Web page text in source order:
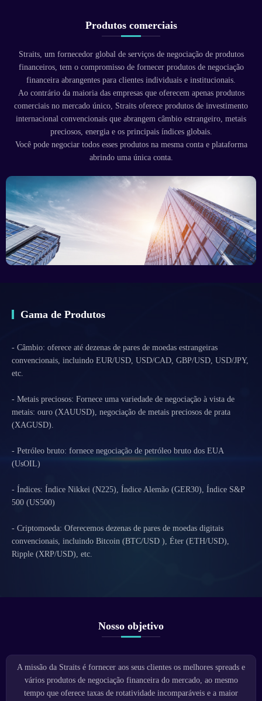
Produtos comerciais
Straits, um fornecedor global de serviços de negociação de produtos
financeiros, tem o compromisso de fornecer produtos de negociação
financeira abrangentes para clientes individuais e institucionais.
Ao contrário da maioria das empresas que oferecem apenas produtos
comerciais no mercado único, Straits oferece produtos de investimento
internacional convencionais que abrangem câmbio estrangeiro, metais
preciosos, energia e os principais índices globais.
Você pode negociar todos esses produtos na mesma conta e plataforma
abrindo uma única conta.
Gama de Produtos
- Câmbio: oferece até dezenas de pares de moedas estrangeiras
convencionais, incluindo EUR/USD, USD/CAD, GBP/USD, USD/JPY,
etc.
- Metais preciosos: Fornece uma variedade de negociação à vista de
metais: ouro (XAUUSD), negociação de metais preciosos de prata
(XAGUSD).
- Petróleo bruto: fornece negociação de petróleo bruto dos EUA
(UsOIL)
- Índices: Índice Nikkei (N225), Índice Alemão (GER30), Índice S&P
500 (US500)
- Criptomoeda: Oferecemos dezenas de pares de moedas digitais
convencionais, incluindo Bitcoin (BTC/USD ), Éter (ETH/USD),
Ripple (XRP/USD), etc.
Nosso objetivo
A missão da Straits é fornecer aos seus clientes os melhores spreads e
vários produtos de negociação financeira do mercado, ao mesmo
tempo que oferece taxas de rotatividade incomparáveis ​​e a maior